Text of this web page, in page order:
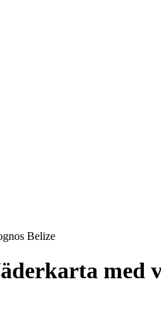
Belize
med